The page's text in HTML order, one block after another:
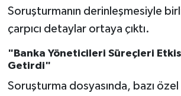
Soruşturmanın derinleşmesiyle
çarpıcı detaylar ortaya çıktı.
"Banka Yöneticileri Süreçleri
Getirdi"
Soruşturma dosyasında, bazı